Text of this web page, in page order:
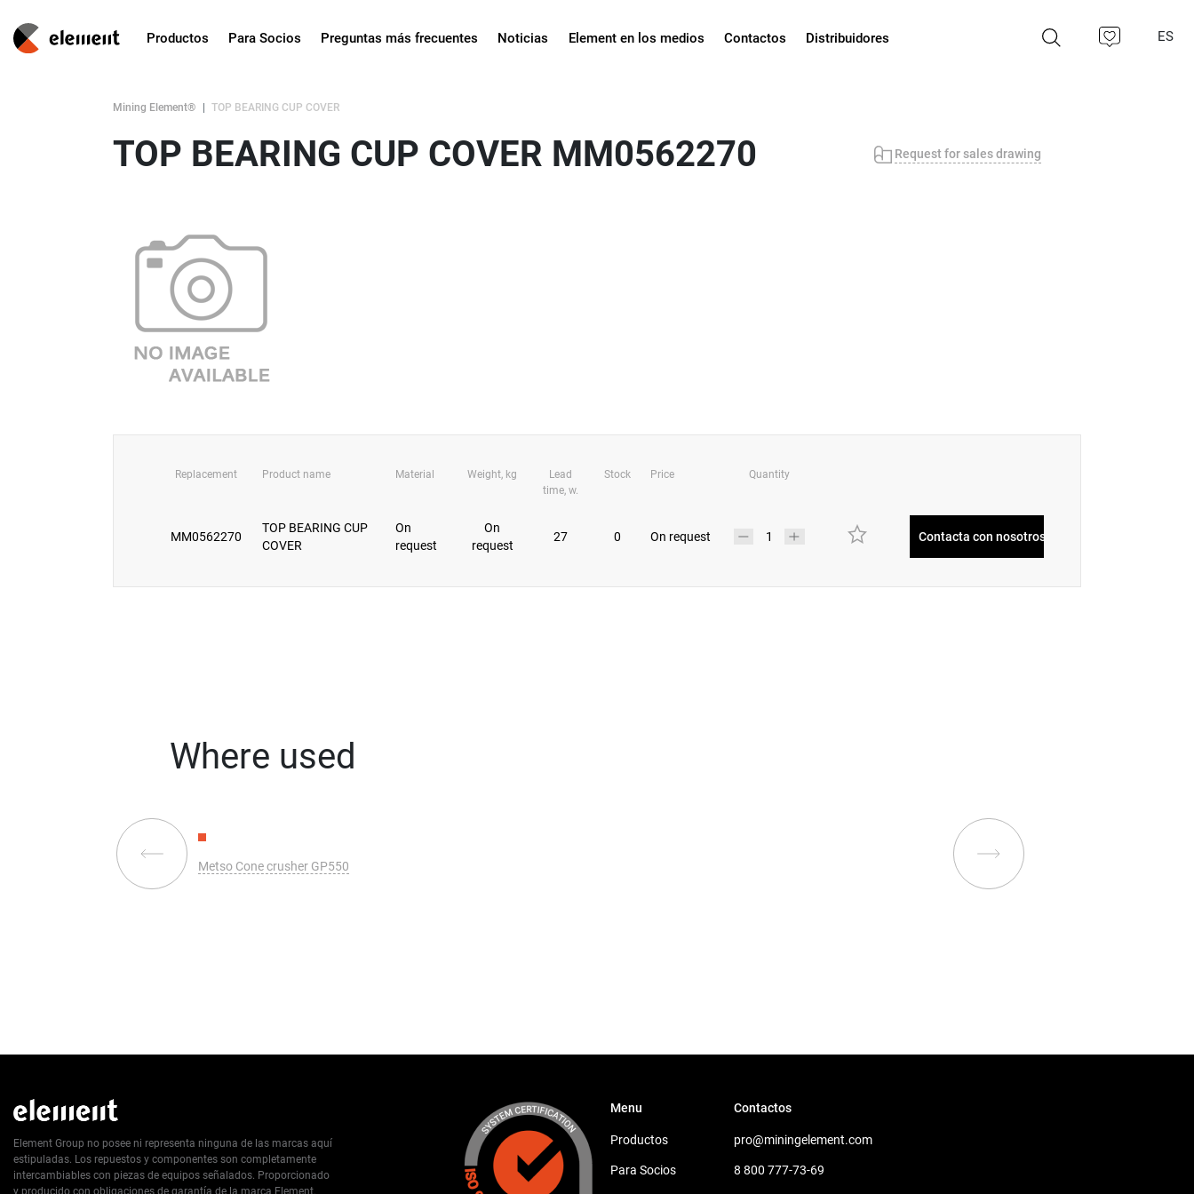
Productos Para Socios Preguntas más frecuentes Noticias Element en los medios Contactos Distribuidores ES
Mining Element® TOP BEARING CUP COVER
TOP BEARING CUP COVER MM0562270 Request for sales drawing
Replacement Product name Material Weight, kg
Lead
time, w.
Stock Price Quantity
MM0562270
TOP BEARING CUP
COVER
On
request
On
request
27 0 On request Contacta con nosotros
Where used
Metso Cone crusher GP550
Element Group no posee ni representa ninguna de las marcas aquí
estipuladas. Los repuestos y componentes son completamente
intercambiables con piezas de equipos señalados. Proporcionado
Menu
Productos
Para Socios
Contactos
pro@miningelement.com
8 800 777-73-69